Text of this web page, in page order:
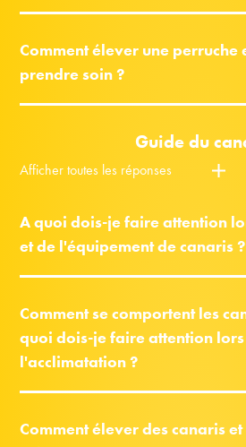
Comment élever une perruche
prendre soin ?
Guide du
Afficher toutes les réponses
A quoi dois-je faire attention
et de l'équipement de canaris ?
Comment se comportent les
quoi dois-je faire attention
l'acclimatation ?
Comment élever des canaris